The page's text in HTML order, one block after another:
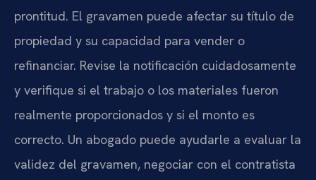
prontitud. El gravamen puede afectar su título de
propiedad y su capacidad para vender o
refinanciar. Revise la notificación cuidadosamente
y verifique si el trabajo o los materiales fueron
realmente proporcionados y si el monto es
correcto. Un abogado puede ayudarle a evaluar la
validez del gravamen, negociar con el contratista